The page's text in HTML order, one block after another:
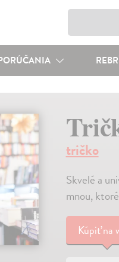
tričko
Skvelé a
mnou,
Kúpiťna